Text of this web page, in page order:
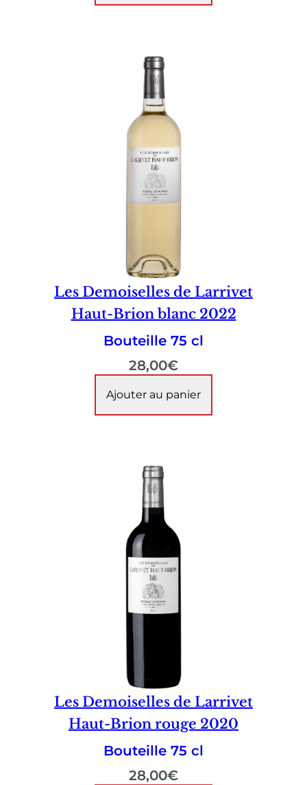
Les Demoiselles de Larrivet
Haut-Brion blanc 2022
Bouteille 75 cl
28,00€
Ajouter au panier
Les Demoiselles de Larrivet
Haut-Brion rouge 2020
Bouteille 75 cl
28,00€